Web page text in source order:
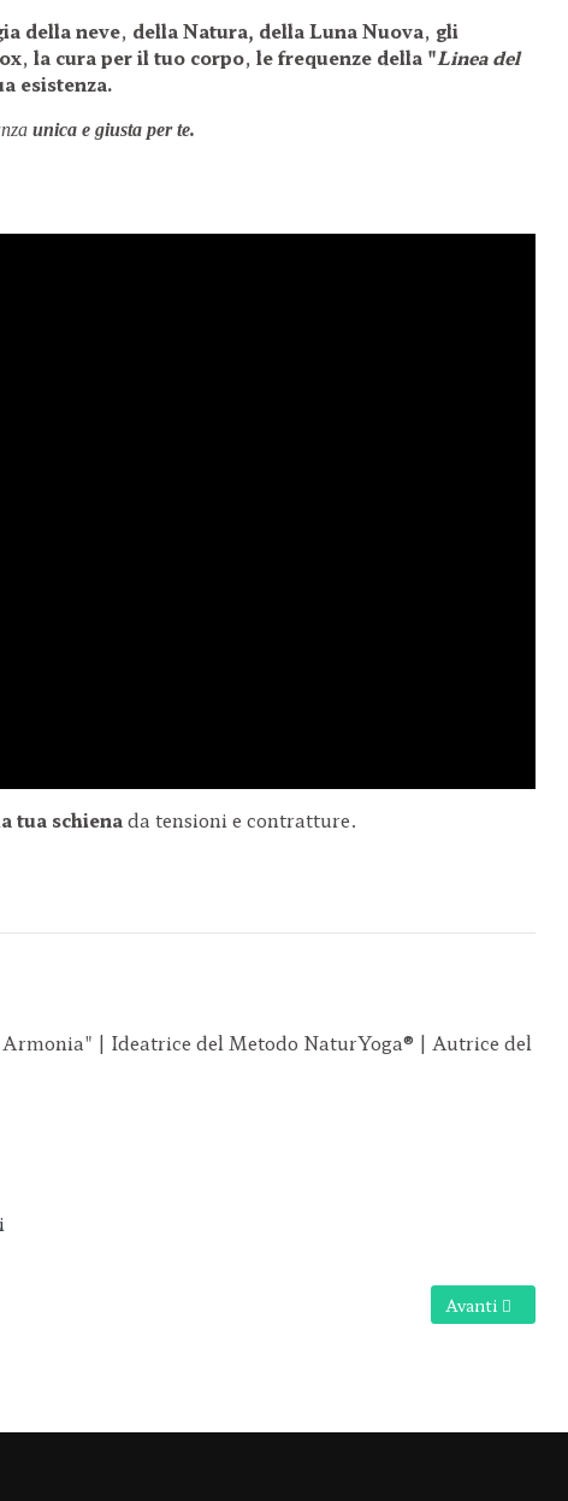
della neve, della Natura, della Luna Nuova, gli
, la cura per il tuo corpo, le frequenze della "Linea del
esistenza.
unica e giusta per te.
tua schienada tensioni e contratture.
| Ideatrice del Metodo NaturYoga® | Autrice del
Articolo
Avanti